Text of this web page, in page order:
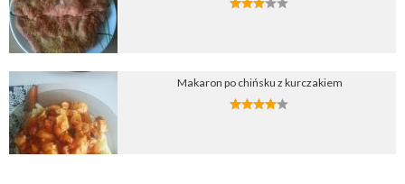
Makaron po chińsku z kurczakiem